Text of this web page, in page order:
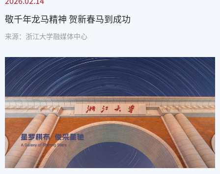
敬千年龙马精神 贺新春马到成功
来源：浙江大学融媒体中心